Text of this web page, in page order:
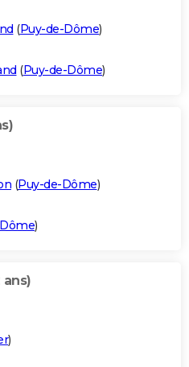
(Puy-de-Dôme)
(Puy-de-Dôme)
(Puy-de-Dôme)
)
ans)
)